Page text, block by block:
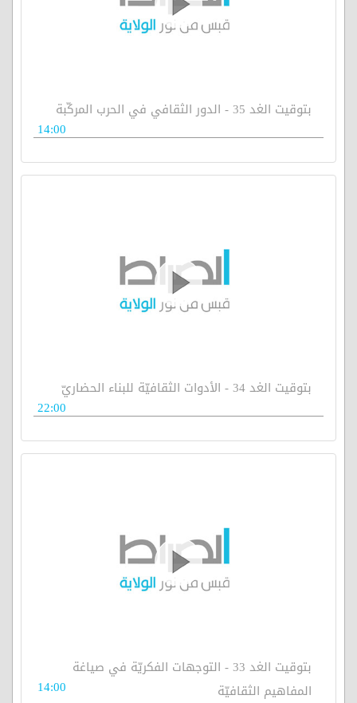
بتوقيت الغد 35 - الدور الثقافي في الحرب المركّبة
14:00
بتوقيت الغد 34 - الأدوات الثقافيّة للبناء الحضاريّ
22:00
بتوقيت الغد 33 - التوجهات الفكريّة في صياغة
المفاهيم الثقافيّة
14:00